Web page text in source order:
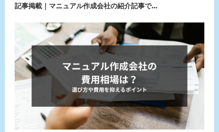
記事掲載｜マニュアル作成会社の紹介記事で...